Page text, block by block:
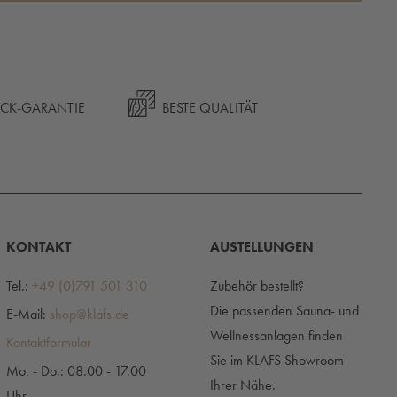
GARANTIE BESTE QUALITÄT
KONTAKT
Tel.: +49 (0)791 501 310
E-Mail: shop@klafs.de
Kontaktformular
Mo. - Do.: 08.00 - 17.00
AUSTELLUNGEN
Zubehör bestellt?
Die passenden Sauna- und
Wellnessanlagen finden
Sie im KLAFS Showroom
Ihrer Nähe.